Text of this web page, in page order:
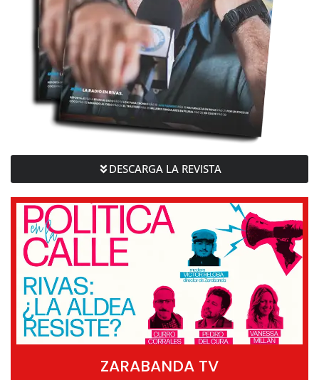
DESCARGA LA REVISTA
ZARABANDA TV